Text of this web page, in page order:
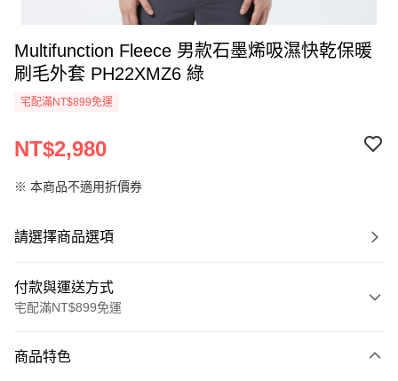
Multifunction Fleece 男款石墨烯吸濕快乾保暖
刷毛外套 PH22XMZ6 綠
宅配滿NT$899免運
NT$2,980
※ 本商品不適用折價券
請選擇商品選項
付款與運送方式
宅配滿NT$899免運
信用卡一次付款
商品特色